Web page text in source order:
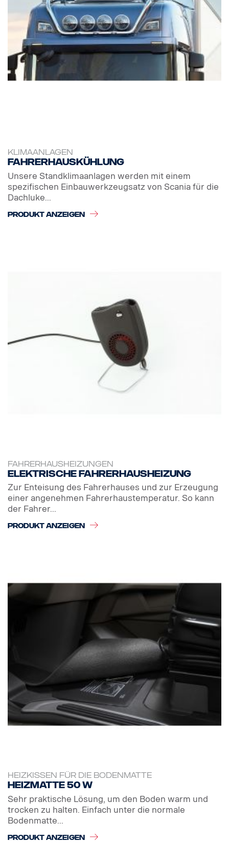
KLIMAANLAGEN
Fahrerhauskühlung
Unsere Standklimaanlagen werden mit einem
spezifischen Einbauwerkzeugsatz von Scania für die
Dachluke...
PRODUKT ANZEIGEN
FAHRERHAUSHEIZUNGEN
Elektrische Fahrerhausheizung
Zur Enteisung des Fahrerhauses und zur Erzeugung
einer angenehmen Fahrerhaustemperatur. So kann
der Fahrer...
PRODUKT ANZEIGEN
HEIZKISSEN FÜR DIE BODENMATTE
Heizmatte 50 W
Sehr praktische Lösung, um den Boden warm und
trocken zu halten. Einfach unter die normale
Bodenmatte...
PRODUKT ANZEIGEN